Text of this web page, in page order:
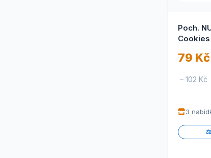
Poch.
79 Kč
– 102 Kč
3
⚖️